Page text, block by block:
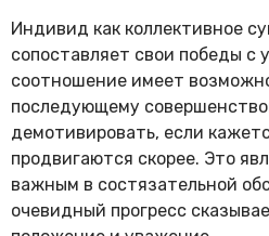
Индивид как коллективное
сопоставляет свои победы с
соотношение имеет
последующему
демотивировать, если
продвигаются скорее. Это
важным в состязательной
очевидный прогресс